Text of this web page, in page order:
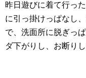
昨日遊びに着て行っ
に引っ掛けっぱなし
で、洗面所に脱ぎっ
ダ下がりし、お断り